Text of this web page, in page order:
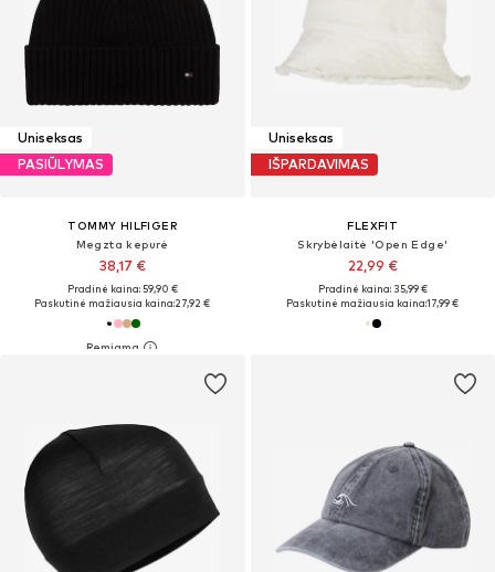
Uniseksas
PASIŪLYMAS
TOMMY HILFIGER
Megzta kepurė
38,17 €
Pradinė kaina: 59,90 €
Paskutinė mažiausia kaina:27,92 €
Uniseksas
IŠPARDAVIMAS
FLEXFIT
Skrybėlaitė 'Open Edge'
22,99 €
Pradinė kaina: 35,99 €
Paskutinė mažiausia kaina:17,99 €